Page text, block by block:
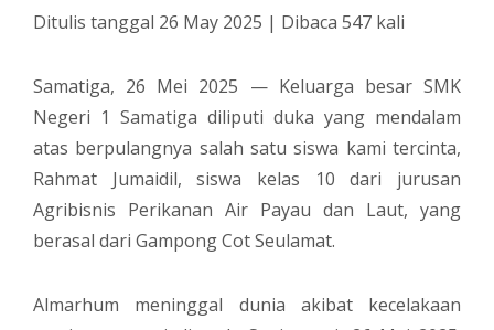
Ditulis tanggal 26 May 2025 | Dibaca 547 kali
Samatiga, 26 Mei 2025 — Keluarga besar SMK
Negeri 1 Samatiga diliputi duka yang mendalam
atas berpulangnya salah satu siswa kami tercinta,
Rahmat Jumaidil, siswa kelas 10 dari jurusan
Agribisnis Perikanan Air Payau dan Laut, yang
berasal dari Gampong Cot Seulamat.
Almarhum meninggal dunia akibat kecelakaan